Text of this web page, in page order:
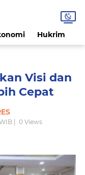
Hukrim
Visi dan
Cepat
| 0 Views